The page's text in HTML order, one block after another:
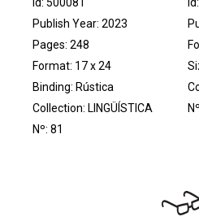
Publish Year: 2023
Pages: 248
Format: 17 x 24
Binding: Rústica
Collection: LINGÜÍSTICA
Nº: 81